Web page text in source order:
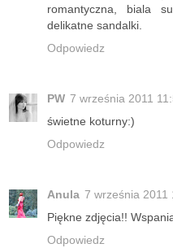
romantyczna, biala
delikatne sandalki.
Odpowiedz
PW 7 września 2011
świetne koturny:)
Odpowiedz
Anula 7 września 2011
Piękne zdjęcia!!
Odpowiedz